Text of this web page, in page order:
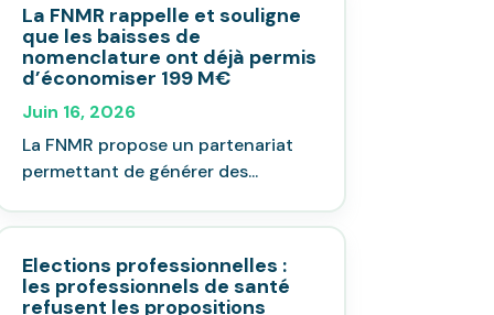
La FNMR rappelle et souligne
que les baisses de
nomenclature ont déjà permis
d’économiser 199 M€
Juin 16, 2026
La FNMR propose un partenariat
permettant de générer des...
Elections professionnelles :
les professionnels de santé
refusent les propositions